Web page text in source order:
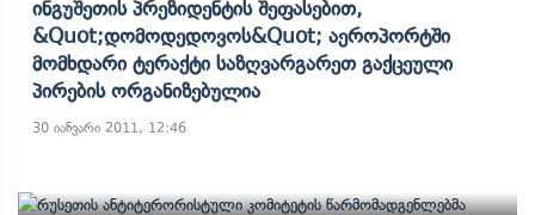
Ინგუშეთის Პრეზიდენტის Შეფასებით,
&quot;დომოდედოვოს&quot; Აეროპორტში
Მომხდარი Ტერაქტი Საზღვარგარეთ Გაქცეული
Პირების Ორგანიზებულია
30 იანვარი 2011, 12:46